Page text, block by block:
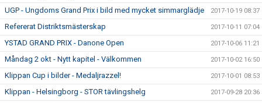
UGP - Ungdoms Grand Prix i bild med mycket simmarglädje 2017-10-19 08:37
Refererat Distriktsmästerskap 2017-10-11 07:04
YSTAD GRAND PRIX - Danone Open 2017-10-06 11:21
Måndag 2 okt - Nytt kapitel - Välkommen 2017-10-02 16:50
Klippan Cup i bilder - Medaljrazzel! 2017-10-01 08:53
Klippan - Helsingborg - STOR tävlingshelg 2017-09-28 20:36